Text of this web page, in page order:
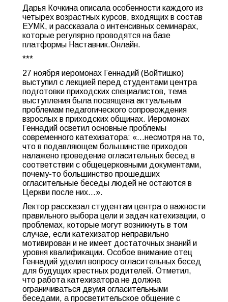
Дарья Кочкина описала особенности каждого из
четырех возрастных курсов, входящих в состав
ЕУМК, и рассказала о интенсивных семинарах,
которые регулярно проводятся на базе
платформы Наставник.Онлайн.
***
27 ноября иеромонах Геннадий (Войтишко)
выступил с лекцией перед студентами центра
подготовки приходских специалистов, тема
выступления была посвящена актуальным
проблемам педагогического сопровождения
взрослых в приходских общинах. Иеромонах
Геннадий осветил основные проблемы
современного катехизатора: «…несмотря на то,
что в подавляющем большинстве приходов
налажено проведение огласительных бесед в
соответствии с общецерковными документами,
почему-то большинство прошедших
огласительные беседы людей не остаются в
Церкви после них…».
Лектор рассказал студентам центра о важности
правильного выбора цели и задач катехизации, о
проблемах, которые могут возникнуть в том
случае, если катехизатор неправильно
мотивирован и не имеет достаточных знаний и
уровня квалификации. Особое внимание отец
Геннадий уделил вопросу огласительных бесед
для будущих крестных родителей. Отметил,
что работа катехизатора не должна
ограничиваться двумя огласительными
беседами, а просветительское общение с